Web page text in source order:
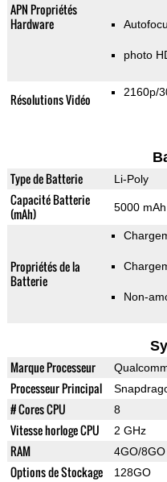
APN Propriétés
Hardware
photo
Résolutions Vidéo 2160p/
Type de Batterie Li-Poly
Capacité Batterie
(mAh)
5000 mAh
Propriétés de la
Batterie
Non-
Marque Processeur
Processeur Principal
# Cores CPU 8
Vitesse horloge CPU 2 GHz
RAM 4GO/8GO
Options de Stockage 128GO